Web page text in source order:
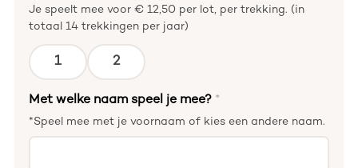
Je speelt mee voor € 12,50 per lot, per trekking. (in
totaal 14 trekkingen per jaar)
1 2
Met welke naam speel je mee? *
*Speel mee met je voornaam of kies een andere naam.